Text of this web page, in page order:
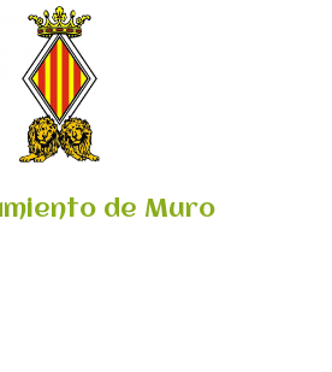
de Muro